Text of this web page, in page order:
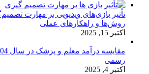
تأثیر بازی‌های ویدیویی بر مهارت
روش‌ها و راهکارهای عملی
اکتبر 15, 2025
رسمی
اکتبر 4, 2025